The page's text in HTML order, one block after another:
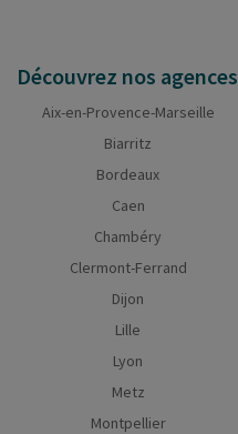
Découvrez nos agences
Aix-en-Provence-Marseille
Biarritz
Bordeaux
Caen
Chambéry
Clermont-Ferrand
Dijon
Lille
Lyon
Metz
Montpellier